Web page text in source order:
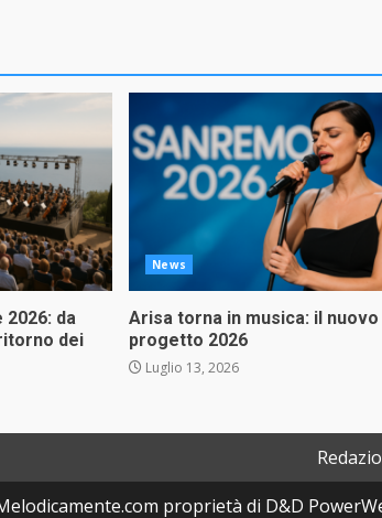
da
dei
News
Arisa torna in musica: il nuovo
progetto 2026
Luglio 13, 2026
proprietà di D&D